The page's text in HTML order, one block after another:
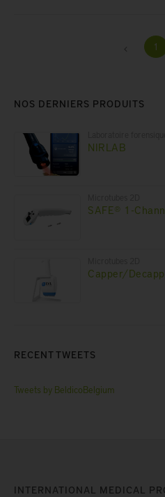
1
NOS DERNIERS PRODUITS
NIRLAB
SAFE® 1-
Capper/
RECENT TWEETS
Tweets by BeldicoBelgium
INTERNATIONAL MEDICAL